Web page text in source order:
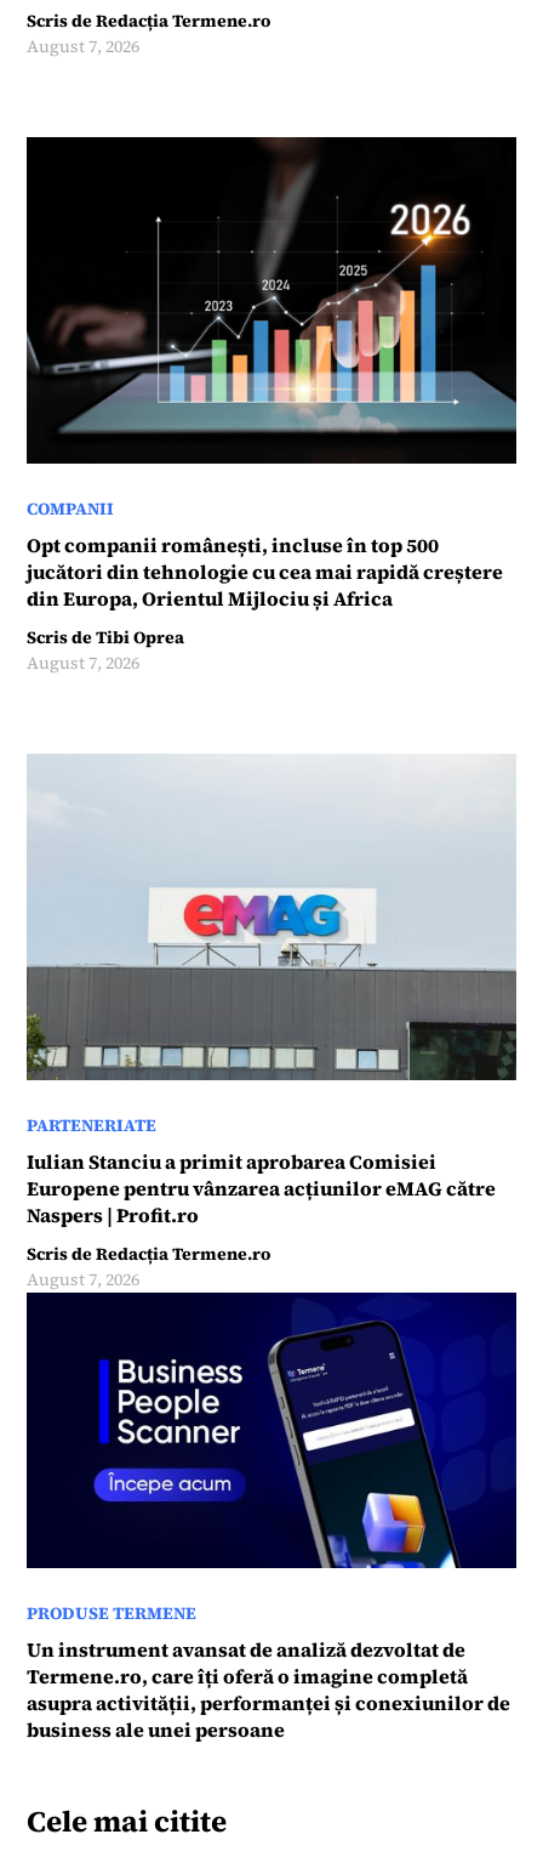
Scris deRedacția Termene.ro
August 7, 2026
COMPANII
Opt companii românești, incluse în top 500
jucători din tehnologie cu cea mai rapidă creștere
din Europa, Orientul Mijlociu și Africa
Scris deTibi Oprea
August 7, 2026
PARTENERIATE
Iulian Stanciu a primit aprobarea Comisiei
Europene pentru vânzarea acțiunilor eMAG către
Naspers | Profit.ro
Scris deRedacția Termene.ro
August 7, 2026
PRODUSE TERMENE
Un instrument avansat de analiză dezvoltat de
Termene.ro, care îți oferă o imagine completă
asupra activității, performanței și conexiunilor de
business ale unei persoane
Cele mai citite